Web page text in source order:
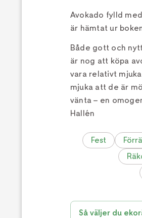
Avokado fylld
är hämtat ur
Både gott och
är nog att köpa
vara relativt
mjuka att de är
vänta – en
Hallén
Fest
Så väljer du